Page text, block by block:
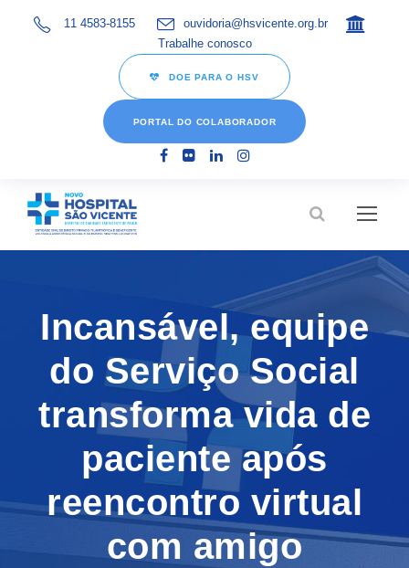
11 4583-8155
ouvidoria@hsvicente.org.br
Trabalhe conosco
DOE PARA O HSV
PORTAL DO COLABORADOR
Incansável, equipe
do Serviço Social
transforma vida de
paciente após
reencontro virtual
com amigo